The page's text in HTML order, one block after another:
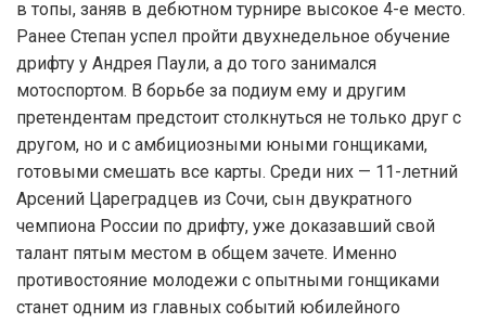
в топы, заняв в дебютном турнире высокое 4-е место.
Ранее Степан успел пройти двухнедельное обучение
дрифту у Андрея Паули, а до того занимался
мотоспортом. В борьбе за подиум ему и другим
претендентам предстоит столкнуться не только друг с
другом, но и с амбициозными юными гонщиками,
готовыми смешать все карты. Среди них — 11-летний
Арсений Цареградцев из Сочи, сын двукратного
чемпиона России по дрифту, уже доказавший свой
талант пятым местом в общем зачете. Именно
противостояние молодежи с опытными гонщиками
станет одним из главных событий юбилейного